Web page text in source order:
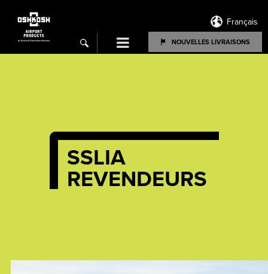
Français
search NOUVELLES LIVRAISONS
Menu
SSLIA
REVENDEURS